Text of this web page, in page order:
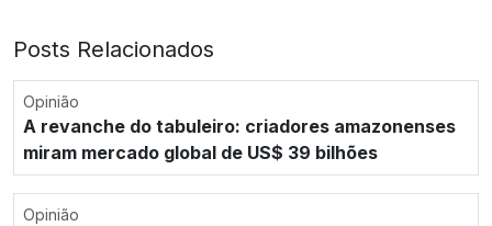
Posts Relacionados
Opinião
A revanche do tabuleiro: criadores amazonenses
miram mercado global de US$ 39 bilhões
Opinião